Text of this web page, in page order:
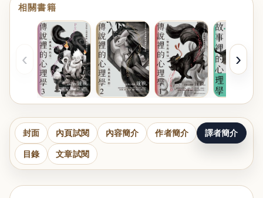
相關書籍
‹ ›
封面 內頁試閱 內容簡介 作者簡介 譯者簡介
目錄 文章試閱